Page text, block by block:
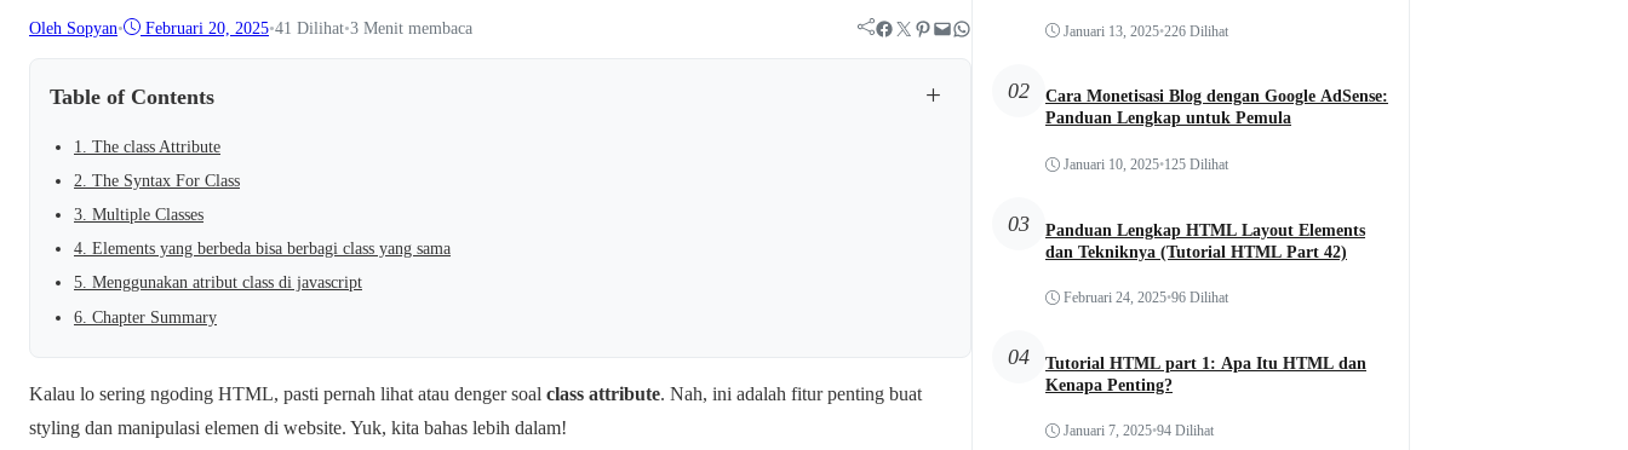
Oleh Sopyan• Februari 20, 2025•41 Dilihat•3 Menit membaca Facebook Twitter Pinterest Mail WhatsApp
Table of Contents +
1. The class Attribute
2. The Syntax For Class
3. Multiple Classes
4. Elements yang berbeda bisa berbagi class yang sama
5. Menggunakan atribut class di javascript
6. Chapter Summary
Kalau lo sering ngoding HTML, pasti pernah lihat atau denger soal class attribute. Nah, ini adalah fitur penting buat
styling dan manipulasi elemen di website. Yuk, kita bahas lebih dalam!
Januari 13, 2025•226 Dilihat
02
Cara Monetisasi Blog dengan Google AdSense:
Panduan Lengkap untuk Pemula
Januari 10, 2025•125 Dilihat
03
Panduan Lengkap HTML Layout Elements
dan Tekniknya (Tutorial HTML Part 42)
Februari 24, 2025•96 Dilihat
04
Tutorial HTML part 1: Apa Itu HTML dan
Kenapa Penting?
Januari 7, 2025•94 Dilihat